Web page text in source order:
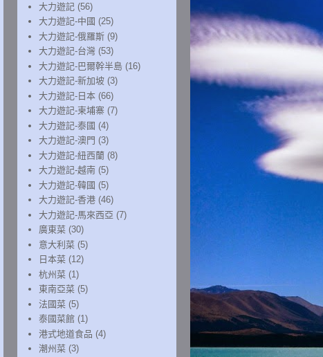
大力遊記 (56)
大力遊記-中國 (25)
大力遊記-俄羅斯 (9)
大力遊記-台灣 (53)
大力遊記-巴爾幹半島 (16)
大力遊記-新加坡 (3)
大力遊記-日本 (66)
大力遊記-柬埔寨 (7)
大力遊記-泰國 (4)
大力遊記-澳門 (3)
大力遊記-紐西蘭 (8)
大力遊記-越南 (5)
大力遊記-韓國 (5)
大力遊記-香港 (46)
大力遊記-馬來西亞 (7)
廣東菜 (30)
意大利菜 (5)
日本菜 (12)
杭州菜 (1)
東南亞菜 (5)
法國菜 (5)
泰國菜館 (1)
港式地道食品 (4)
潮州菜 (3)